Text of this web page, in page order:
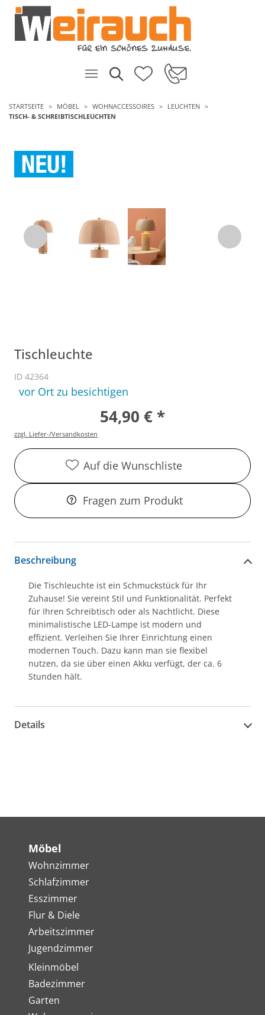
STARTSEITE MÖBEL WOHNACCESSOIRES
LEUCHTEN
TISCH- & SCHREIBTISCHLEUCHTEN
Tischleuchte
ID 42364
vor Ort zu besichtigen
54,90 € *
zzgl. Liefer-/Versandkosten
Auf die Wunschliste
Fragen zum Produkt
Beschreibung
Die Tischleuchte ist ein Schmuckstück für Ihr
Zuhause! Sie vereint Stil und Funktionalität. Perfekt
für Ihren Schreibtisch oder als Nachtlicht. Diese
minimalistische LED-Lampe ist modern und
effizient. Verleihen Sie Ihrer Einrichtung einen
modernen Touch. Dazu kann man sie flexibel
nutzen, da sie über einen Akku verfügt, der ca. 6
Stunden hält.
Details
Möbel
Wohnzimmer
Schlafzimmer
Esszimmer
Flur & Diele
Arbeitszimmer
Jugendzimmer
Kleinmöbel
Badezimmer
Garten